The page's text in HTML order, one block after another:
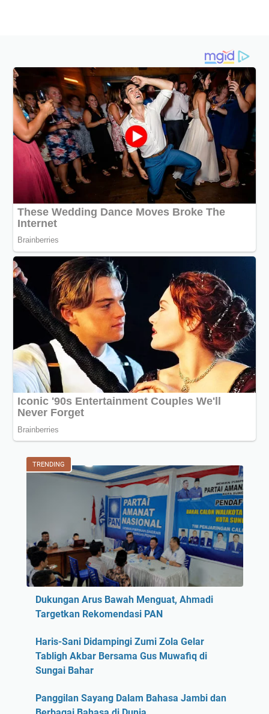
TRENDING
Dukungan Arus Bawah Menguat, Ahmadi
Targetkan Rekomendasi PAN
Haris-Sani Didampingi Zumi Zola Gelar
Tabligh Akbar Bersama Gus Muwafiq di
Sungai Bahar
Panggilan Sayang Dalam Bahasa Jambi dan